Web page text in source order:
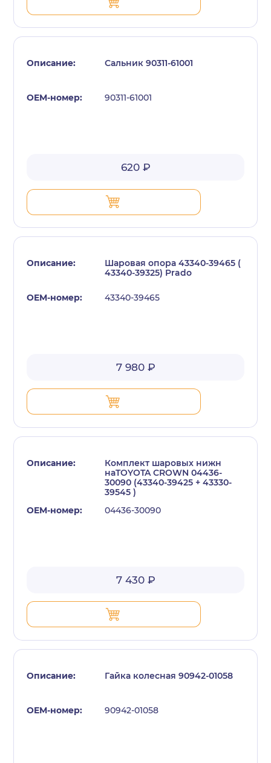
Сальник 90311-61001
90311-61001
620 ₽
Шаровая опора 43340-39465 (
43340-39325) Prado
43340-39465
7 980 ₽
Комплект шаровых нижн
наTOYOTA CROWN 04436-
30090 (43340-39425 + 43330-
39545 )
04436-30090
7 430 ₽
Гайка колесная 90942-01058
90942-01058